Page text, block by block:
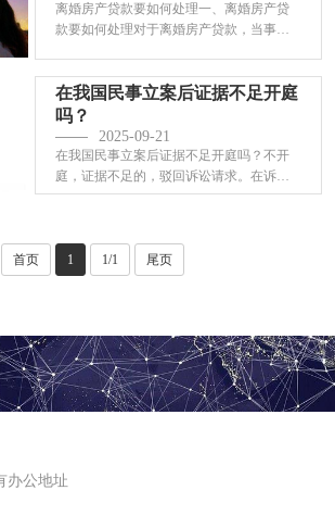
离婚房产贷款要如何处理一、离婚房产贷
款要如何处理对于离婚房产贷款，当事人
在我国民事立案后证据不足开庭
吗？
2025-09-21
在我国民事立案后证据不足开庭吗？不开
庭，证据不足的，驳回诉讼请求。在诉讼
中，当事···
首页 1 1/1 尾页
办公地址